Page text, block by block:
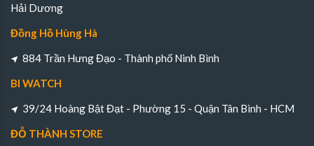
Hải Dương
Đồng Hồ Hùng Hà
884 Trần Hưng Đạo - Thành phố Ninh Bình
BI WATCH
39/24 Hoàng Bật Đạt - Phường 15 - Quận Tân Bình - HCM
ĐỖ THÀNH STORE